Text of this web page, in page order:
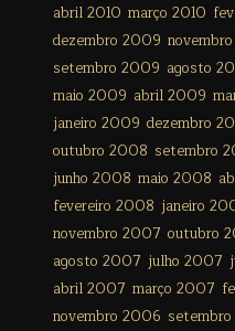
abril 2010 março 2010
dezembro 2009
setembro 2009 agosto
maio 2009 abril 2009
janeiro 2009 dezembro
outubro 2008 setembro
junho 2008 maio 2008
fevereiro 2008 janeiro
novembro 2007 outubro
agosto 2007 julho 2007
abril 2007 março 2007
novembro 2006